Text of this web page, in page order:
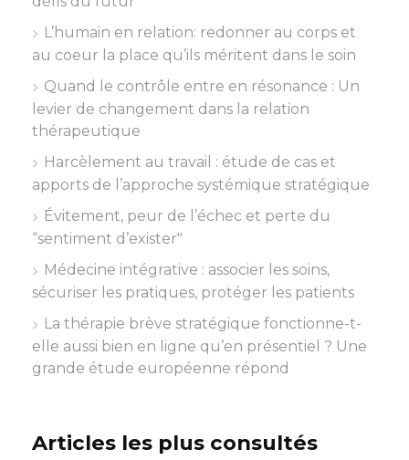
L’humain en relation: redonner au corps et
au coeur la place qu’ils méritent dans le soin
Quand le contrôle entre en résonance : Un
levier de changement dans la relation
thérapeutique
Harcèlement au travail : étude de cas et
apports de l’approche systémique stratégique
Évitement, peur de l’échec et perte du
“sentiment d’exister"
Médecine intégrative : associer les soins,
sécuriser les pratiques, protéger les patients
La thérapie brève stratégique fonctionne-t-
elle aussi bien en ligne qu’en présentiel ? Une
grande étude européenne répond
Articles les plus consultés